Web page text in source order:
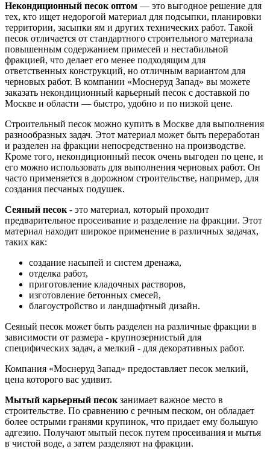
Некондиционный песок оптом — это выгодное решение для
тех, кто ищет недорогой материал для подсыпки, планировки
территории, засыпки ям и других технических работ. Такой
песок отличается от стандартного строительного материала
повышенным содержанием примесей и нестабильной
фракцией, что делает его менее подходящим для
ответственных конструкций, но отличным вариантом для
черновых работ. В компании «Моснеруд Запад» вы можете
заказать некондиционный карьерный песок с доставкой по
Москве и области — быстро, удобно и по низкой цене.
Строительный песок можно купить в Москве для выполнения
разнообразных задач. Этот материал может быть переработан
и разделен на фракции непосредственно на производстве.
Кроме того, некондиционный песок очень выгоден по цене, и
его можно использовать для выполнения черновых работ. Он
часто применяется в дорожном строительстве, например, для
создания песчаных подушек.
Сеяный песок - это материал, который проходит
предварительное просеивание и разделение на фракции. Этот
материал находит широкое применение в различных задачах,
таких как:
создание насыпей и систем дренажа,
отделка работ,
приготовление кладочных растворов,
изготовление бетонных смесей,
благоустройство и ландшафтный дизайн.
Сеяный песок может быть разделен на различные фракции в
зависимости от размера - крупнозернистый для
специфических задач, а мелкий - для декоративных работ.
Компания «Моснеруд Запад» предоставляет песок мелкий,
цена которого вас удивит.
Мытый карьерный песок занимает важное место в
строительстве. По сравнению с речным песком, он обладает
более острыми гранями крупинок, что придает ему большую
адгезию. Получают мытый песок путем просеивания и мытья
в чистой воде, а затем разделяют на фракции.